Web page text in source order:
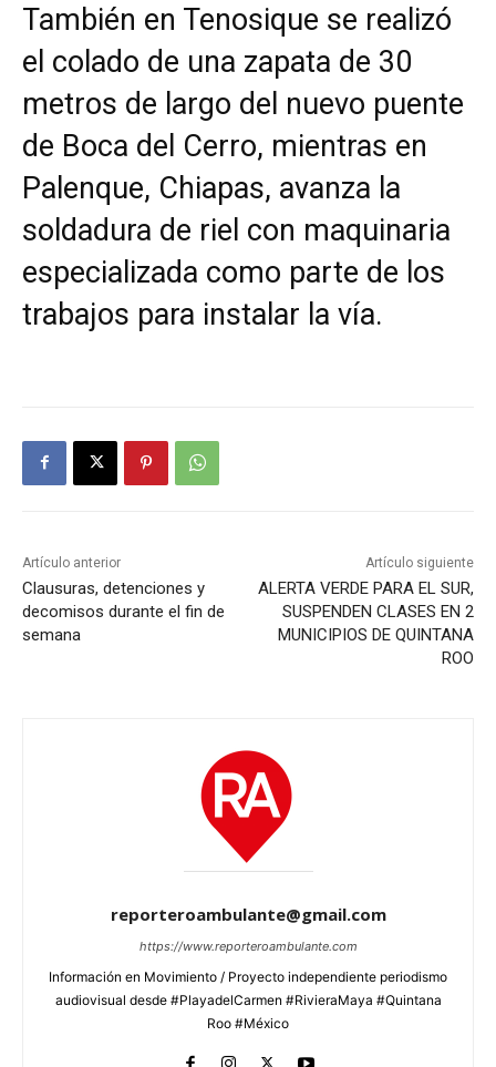
También en Tenosique se realizó
el colado de una zapata de 30
metros de largo del nuevo puente
de Boca del Cerro, mientras en
Palenque, Chiapas, avanza la
soldadura de riel con maquinaria
especializada como parte de los
trabajos para instalar la vía.
Artículo anterior
Clausuras, detenciones y
decomisos durante el fin de
semana
Artículo siguiente
ALERTA VERDE PARA EL SUR,
SUSPENDEN CLASES EN 2
MUNICIPIOS DE QUINTANA
ROO
reporteroambulante@gmail.com
https://www.reporteroambulante.com
Información en Movimiento / Proyecto independiente periodismo
audiovisual desde #PlayadelCarmen #RivieraMaya #Quintana
Roo #México